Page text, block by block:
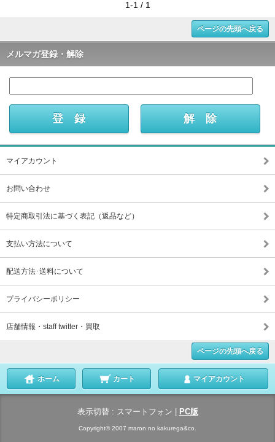
1-1 / 1
ページの先頭へ戻る
メルマガ登録・解除
マイアカウント
お問い合わせ
特定商取引法に基づく表記（返品など）
支払い方法について
配送方法･送料について
プライバシーポリシー
店舗情報・staff twitter・買取
ページの先頭へ戻る
ホーム カート マイアカウント
表示切替 : スマートフォン PC版
Copyright© 2007 maron no kakurega&co.